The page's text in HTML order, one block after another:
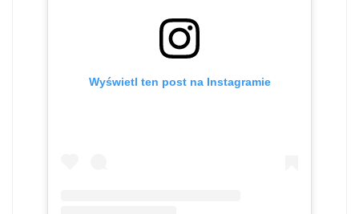
Wyświetl ten post na Instagramie